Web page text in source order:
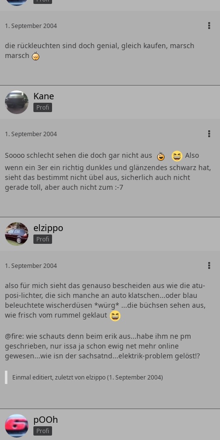
1. September 2004
die rückleuchten sind doch genial, gleich kaufen, marsch
marsch
Kane
Profi
1. September 2004
Soooo schlecht sehen die doch gar nicht aus
Also
wenn ein 3er ein richtig dunkles und glänzendes schwarz hat,
sieht das bestimmt nicht übel aus, sicherlich auch nicht
gerade toll, aber auch nicht zum :-7
elzippo
Profi
1. September 2004
also für mich sieht das genauso bescheiden aus wie die atu-
posi-lichter, die sich manche an auto klatschen...oder blau
beleuchtete wischerdüsen *würg* ...die büchsen sehen aus,
wie frisch vom rummel geklaut
@fire: wie schauts denn beim erik aus...habe ihm ne pm
geschrieben, nur issa ja schon ewig net mehr online
gewesen...wie isn der sachsatnd...elektrik-problem gelöst!?
Einmal editiert, zuletzt von elzippo (1. September 2004)
pOOh
Profi